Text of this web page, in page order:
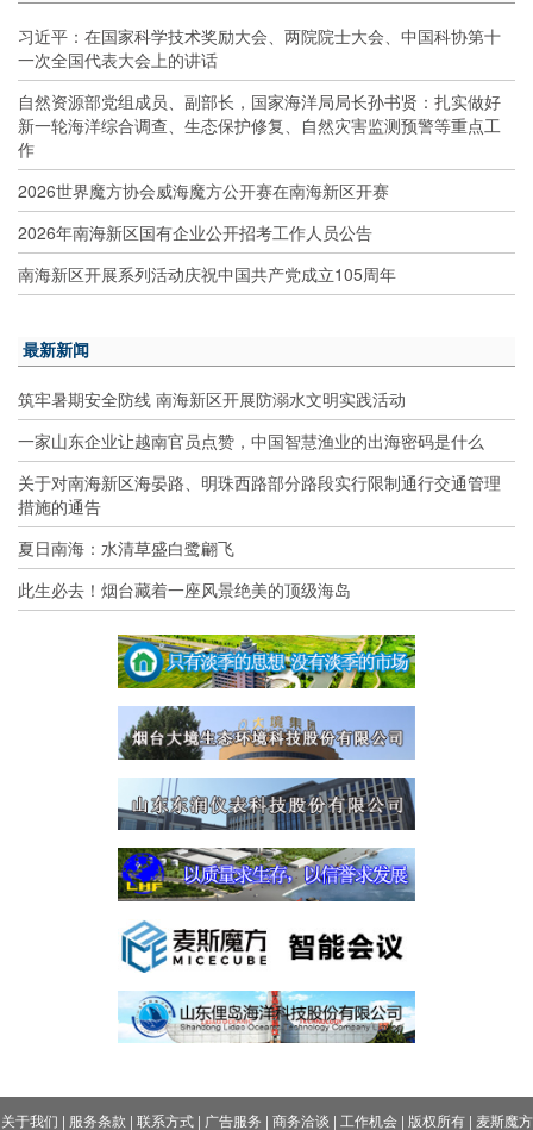
习近平：在国家科学技术奖励大会、两院院士大会、中国科协第十
一次全国代表大会上的讲话
自然资源部党组成员、副部长，国家海洋局局长孙书贤：扎实做好
新一轮海洋综合调查、生态保护修复、自然灾害监测预警等重点工
作
2026世界魔方协会威海魔方公开赛在南海新区开赛
2026年南海新区国有企业公开招考工作人员公告
南海新区开展系列活动庆祝中国共产党成立105周年
最新新闻
筑牢暑期安全防线 南海新区开展防溺水文明实践活动
一家山东企业让越南官员点赞，中国智慧渔业的出海密码是什么
关于对南海新区海晏路、明珠西路部分路段实行限制通行交通管理
措施的通告
夏日南海：水清草盛白鹭翩飞
此生必去！烟台藏着一座风景绝美的顶级海岛
关于我们 | 服务条款 | 联系方式| 广告服务 | 商务洽谈 | 工作机会| 版权所有| 麦斯魔方